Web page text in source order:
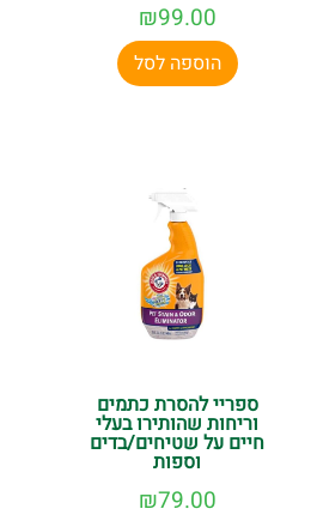
₪99.00
הוספה לסל
ספריי להסרת כתמים
וריחות שהותירו בעלי
חיים על שטיחים/בדים
וספות
₪79.00